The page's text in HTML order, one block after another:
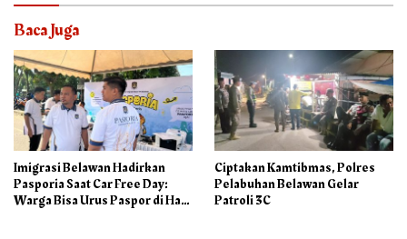
Baca Juga
Imigrasi Belawan Hadirkan
Pasporia Saat Car Free Day:
Warga Bisa Urus Paspor di Hari
Ciptakan Kamtibmas, Polres
Pelabuhan Belawan Gelar
Patroli 3C